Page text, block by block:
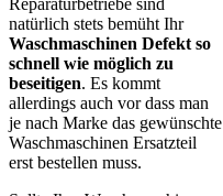
Reparaturbetriebe sind
natürlich stets bemüht Ihr
Waschmaschinen Defekt so
schnell wie möglich zu
beseitigen. Es kommt
allerdings auch vor dass man
je nach Marke das gewünschte
Waschmaschinen Ersatzteil
erst bestellen muss.